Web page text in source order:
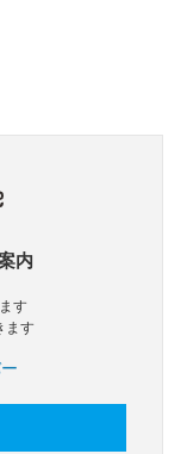
内
す
ます